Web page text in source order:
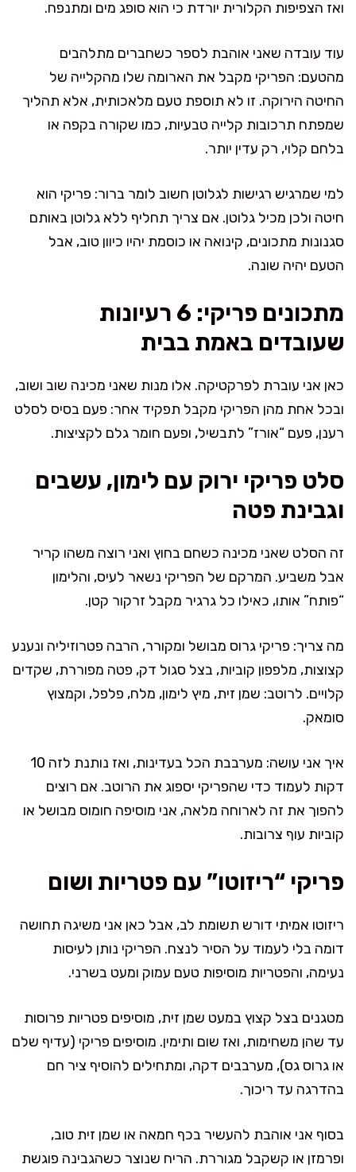
ואז הצפיפות הקלורית יורדת כי הוא סופג מים ומתנפח.
עוד עובדה שאני אוהבת לספר כשחברים מתלהבים
מהטעם: הפריקי מקבל את הארומה שלו מהקלייה של
החיטה הירוקה. זו לא תוספת טעם מלאכותית, אלא תהליך
שמפתח תרכובות קלייה טבעיות, כמו שקורה בקפה או
בלחם קלוי, רק עדין יותר.
למי שמרגיש רגישות לגלוטן חשוב לומר ברור: פריקי הוא
חיטה ולכן מכיל גלוטן. אם צריך תחליף ללא גלוטן באותם
סגנונות מתכונים, קינואה או כוסמת יהיו כיוון טוב, אבל
הטעם יהיה שונה.
מתכונים פריקי: 6 רעיונות
שעובדים באמת בבית
כאן אני עוברת לפרקטיקה. אלו מנות שאני מכינה שוב ושוב,
ובכל אחת מהן הפריקי מקבל תפקיד אחר: פעם בסיס לסלט
רענן, פעם “אורז” לתבשיל, ופעם חומר גלם לקציצות.
סלט פריקי ירוק עם לימון, עשבים
וגבינת פטה
זה הסלט שאני מכינה כשחם בחוץ ואני רוצה משהו קריר
אבל משביע. המרקם של הפריקי נשאר לעיס, והלימון
“פותח” אותו, כאילו כל גרגיר מקבל זרקור קטן.
מה צריך: פריקי גרוס מבושל ומקורר, הרבה פטרוזיליה ונענע
קצוצות, מלפפון קוביות, בצל סגול דק, פטה מפוררת, שקדים
קלויים. לרוטב: שמן זית, מיץ לימון, מלח, פלפל, וקמצוץ
סומאק.
איך אני עושה: מערבבת הכל בעדינות, ואז נותנת לזה 10
דקות לעמוד כדי שהפריקי יספוג את הרוטב. אם רוצים
להפוך את זה לארוחה מלאה, אני מוסיפה חומוס מבושל או
קוביות עוף צרובות.
פריקי “ריזוטו” עם פטריות ושום
ריזוטו אמיתי דורש תשומת לב, אבל כאן אני משיגה תחושה
דומה בלי לעמוד על הסיר לנצח. הפריקי נותן לעיסות
נעימה, והפטריות מוסיפות טעם עמוק ומעט בשרני.
מטגנים בצל קצוץ במעט שמן זית, מוסיפים פטריות פרוסות
עד שהן משחימות, ואז שום ותימין. מוסיפים פריקי (עדיף שלם
או גרוס גס), מערבבים דקה, ומתחילים להוסיף ציר חם
בהדרגה עד ריכוך.
בסוף אני אוהבת להעשיר בכף חמאה או שמן זית טוב,
ופרמזן או קשקבל מגוררת. הריח שנוצר כשהגבינה פוגשת